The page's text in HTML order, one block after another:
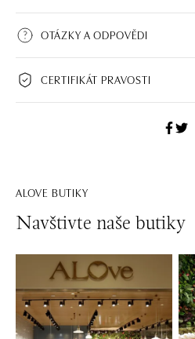
OTÁZKY A ODPOVĚDI
CERTIFIKÁT PRAVOSTI
ALOVE BUTIKY
Navštivte naše butiky